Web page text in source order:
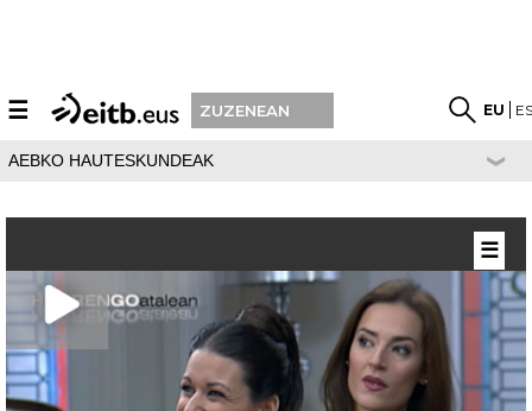
☰ ZUZENEAN EU
AEBKO HAUTESKUNDEAK
☰